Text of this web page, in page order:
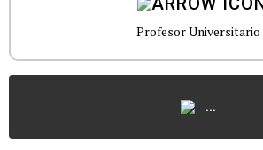
Profesor Universitario
...